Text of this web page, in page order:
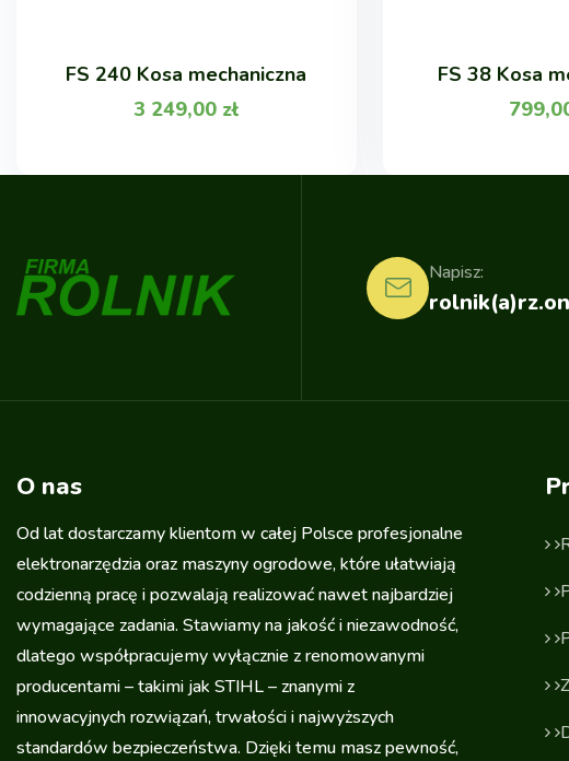
FS 240 Kosa mechaniczna
3 249,00 zł
FS 38 Kosa
Napisz:
O nas
Od lat dostarczamy klientom w całej Polsce profesjonalne
elektronarzędzia oraz maszyny ogrodowe, które ułatwiają
codzienną pracę i pozwalają realizować nawet najbardziej
wymagające zadania. Stawiamy na jakość i niezawodność,
dlatego współpracujemy wyłącznie z renomowanymi
producentami – takimi jak STIHL – znanymi z
innowacyjnych rozwiązań, trwałości i najwyższych
standardów bezpieczeństwa. Dzięki temu masz pewność,